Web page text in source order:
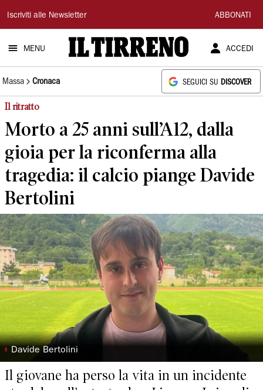
Il
Tirreno
Iscriviti alle Newsletter ABBONATI
MENU ACCEDI
Massa Cronaca SEGUICI SU DISCOVER
Il ritratto
Morto a 25 anni sull’A12, dalla
gioia per la riconferma alla
tragedia: il calcio piange Davide
Bertolini
◗ Davide Bertolini
Il giovane ha perso la vita in un incidente